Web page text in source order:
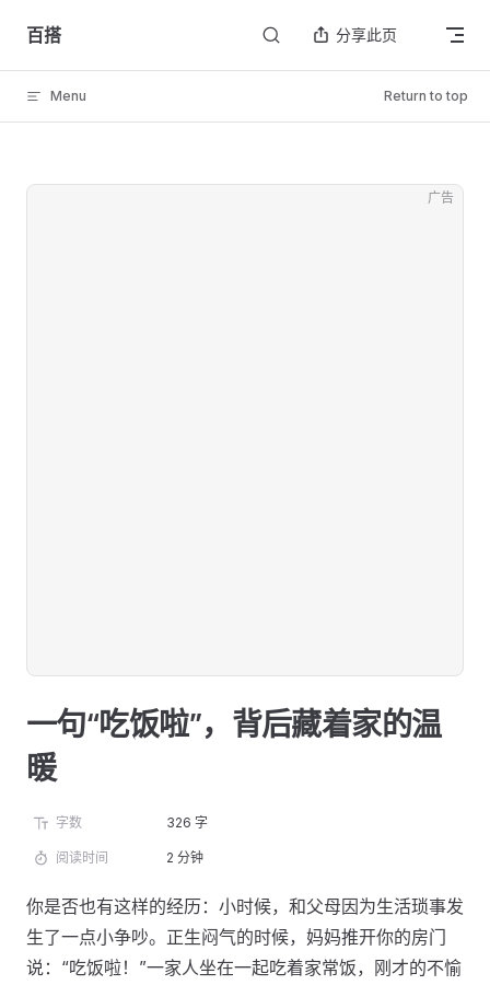
Skip to content
百搭 分享此页
Menu Return to top
广告
一句“吃饭啦”，背后藏着家的温
暖
字数 326 字
阅读时间 2 分钟
你是否也有这样的经历：小时候，和父母因为生活琐事发
生了一点小争吵。正生闷气的时候，妈妈推开你的房门
说：“吃饭啦！”一家人坐在一起吃着家常饭，刚才的不愉